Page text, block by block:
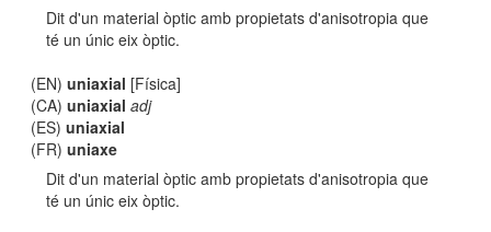
Dit d'un material òptic amb propietats d'anisotropia que
té un únic eix òptic.
(EN)uniaxial [Física]
(CA)uniaxial adj
(ES)uniaxial
(FR)uniaxe
Dit d'un material òptic amb propietats d'anisotropia que
té un únic eix òptic.